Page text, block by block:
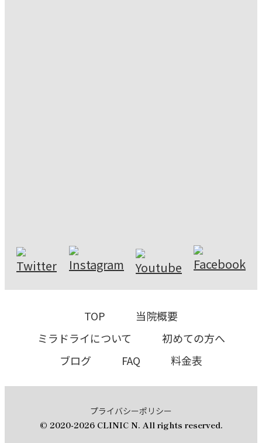
TOP
当院概要
ミラドライについて
初めての⽅へ
ブログ
FAQ 料⾦表
プライバシーポリシー
© 2020-2026 CLINIC N. All rights reserved.